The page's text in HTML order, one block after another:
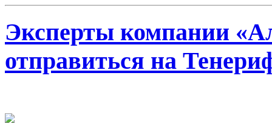
Эксперты компании
отправиться на